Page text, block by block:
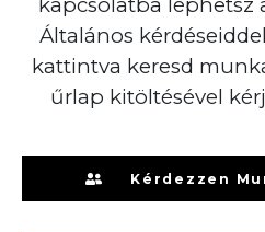
Általános
kattintva keresd
űrlap kitöltésével
Kérdezzen